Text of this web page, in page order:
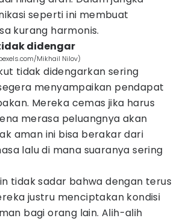
seperti ini membuat
kurang harmonis.
didengar
Mikhail Nilov)
tidak didengarkan sering
menyampaikan pendapat
Mereka cemas jika harus
merasa peluangnya akan
aman ini bisa berakar dari
lalu di mana suaranya sering
tidak sadar bahwa dengan terus
justru menciptakan kondisi
bagi orang lain. Alih-alih